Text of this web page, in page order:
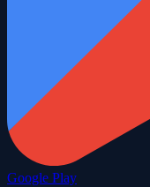
Google Play